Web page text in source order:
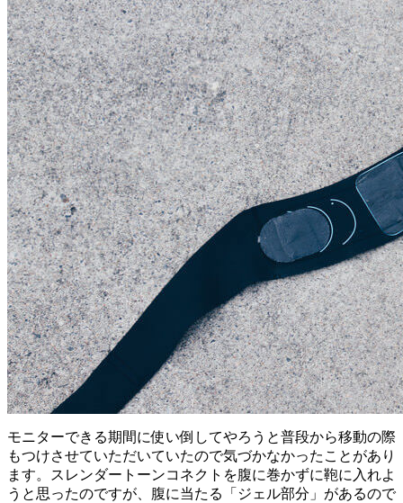
モニターできる期間に使い倒してやろうと普段から移動の際
もつけさせていただいていたので気づかなかったことがあり
ます。スレンダートーンコネクトを腹に巻かずに鞄に入れよ
うと思ったのですが、腹に当たる「ジェル部分」があるので